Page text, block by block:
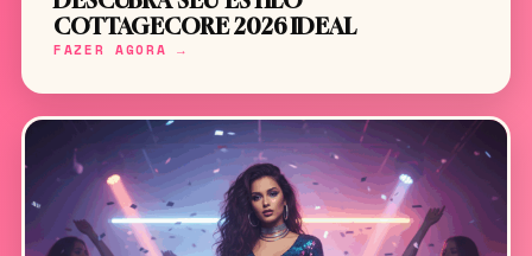
COTTAGECORE 2026 IDEAL
FAZER AGORA →